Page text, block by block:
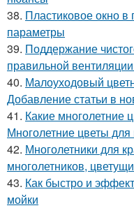
38. Пластиковое окно
параметры
39. Поддержание
правильной
40. Малоуходовый
Добавление статьи в
41. Какие многолетние
Многолетние цветы
42. Многолетники для
многолетников,
43. Как быстро и
мойки